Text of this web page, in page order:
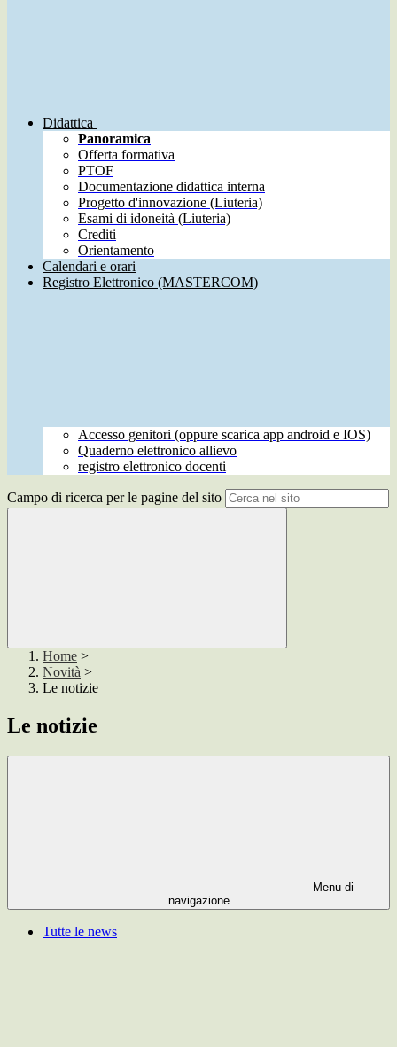
Didattica
Panoramica
Offerta formativa
PTOF
Documentazione didattica interna
Progetto d'innovazione (Liuteria)
Esami di idoneità (Liuteria)
Crediti
Orientamento
Calendari e orari
Registro Elettronico (MASTERCOM)
Accesso genitori (oppure scarica app android e IOS)
Quaderno elettronico allievo
registro elettronico docenti
Campo di ricerca per le pagine del sito
Home >
Novità >
Le notizie
Le notizie
Menu di
navigazione
Tutte le news